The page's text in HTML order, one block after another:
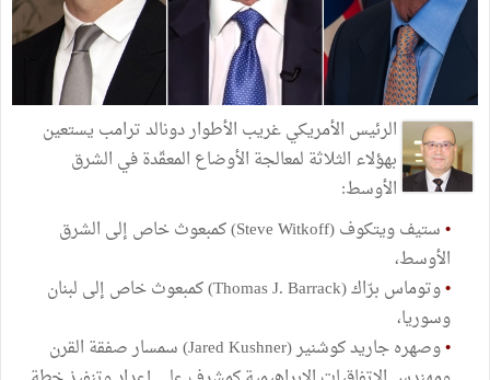
الرئيس الأمريكي غريب الأطوار دونالد ترامب يستعين
بهؤلاء الثلاثة لمعالجة الأوضاع المعقّدة في الشرق
الأوسط:
•
ستيف ويتكوف (Steve Witkoff) كمبعوث خاص إلى الشرق
الأوسط،
•
وتوماس برّاك (Thomas J. Barrack) كمبعوث خاص إلى لبنان
وسوريا،
•
وصهره جاريد كوشنير (Jared Kushner) سمسار صفقة القرن